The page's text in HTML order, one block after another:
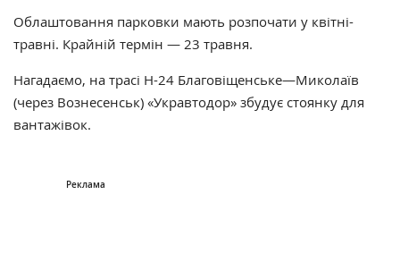
Облаштовання парковки мають розпочати у квітні-
травні. Крайній термін — 23 травня.
Нагадаємо, на трасі Н-24 Благовіщенське—Миколаїв
(через Вознесенськ) «Укравтодор» збудує стоянку для
вантажівок.